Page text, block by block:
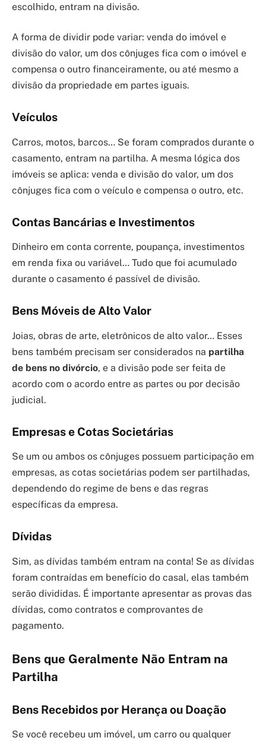
escolhido, entram na divisão.
A forma de dividir pode variar: venda do imóvel e
divisão do valor, um dos cônjuges fica com o imóvel e
compensa o outro financeiramente, ou até mesmo a
divisão da propriedade em partes iguais.
Veículos
Carros, motos, barcos… Se foram comprados durante o
casamento, entram na partilha. A mesma lógica dos
imóveis se aplica: venda e divisão do valor, um dos
cônjuges fica com o veículo e compensa o outro, etc.
Contas Bancárias e Investimentos
Dinheiro em conta corrente, poupança, investimentos
em renda fixa ou variável… Tudo que foi acumulado
durante o casamento é passível de divisão.
Bens Móveis de Alto Valor
Joias, obras de arte, eletrônicos de alto valor… Esses
bens também precisam ser considerados na partilha
de bens no divórcio, e a divisão pode ser feita de
acordo com o acordo entre as partes ou por decisão
judicial.
Empresas e Cotas Societárias
Se um ou ambos os cônjuges possuem participação em
empresas, as cotas societárias podem ser partilhadas,
dependendo do regime de bens e das regras
específicas da empresa.
Dívidas
Sim, as dívidas também entram na conta! Se as dívidas
foram contraídas em benefício do casal, elas também
serão divididas. É importante apresentar as provas das
dívidas, como contratos e comprovantes de
pagamento.
Bens que Geralmente Não Entram na
Partilha
Bens Recebidos por Herança ou Doação
Se você recebeu um imóvel, um carro ou qualquer